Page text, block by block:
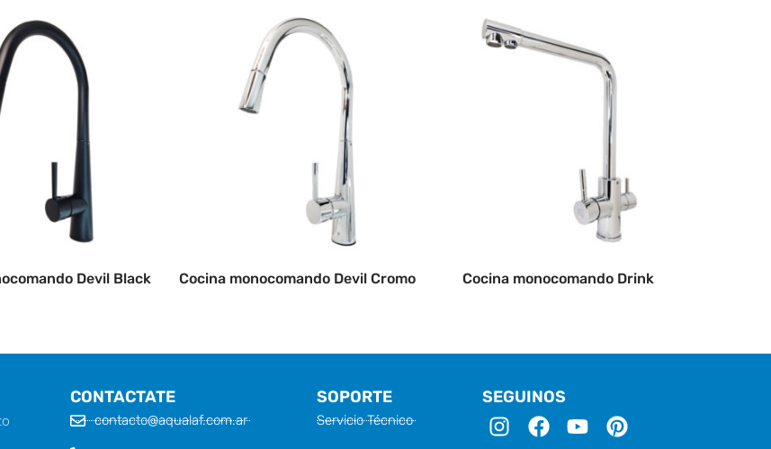
Devil Black Cocina monocomando Devil Cromo Cocina monocomando Drink
CONTACTATE
contacto@aqualaf.com.ar
SOPORTE
Servicio Técnico
SEGUINOS
I
n
F
a
Y
o
P
i